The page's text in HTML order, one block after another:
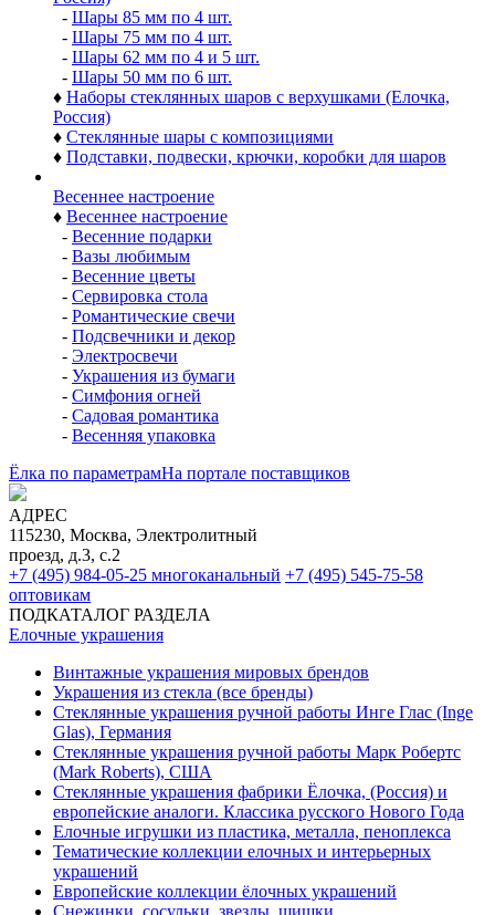
-Черные
Розовые
Зелёные
Фиолетовые и сиреневые
-Оранжевые
-Коричневые
-Прозрачные
-Дымчатые
-Наборы разноцветных шаров
♦Стеклянные шары с художественной росписью
(Ёлочка, Россия)
-Шары диаметром 95 мм
Шары диаметром 85 мм
Шары диаметром 75 мм
Шары диаметром 60 мм
Шары диаметром 115 мм
Наборы расписных стеклянных шаров (Ёлочка,
Россия)
Шары 85 мм по 4 шт.
Шары 75 мм по 4 шт.
Шары 62 мм по 4 и 5 шт.
Шары 50 мм по 6 шт.
Наборы стеклянных шаров с верхушками (Елочка,
Россия)
Стеклянные шары с композициями
♦
Весеннее настроение
♦Весеннее настроение
-Весенние подарки
-Вазы любимым
-Весенние цветы
-Сервировка стола
-Романтические свечи
-Подсвечники и декор
-Электросвечи
-Украшения из бумаги
-Симфония огней
-Садовая романтика
-Весенняя упаковка